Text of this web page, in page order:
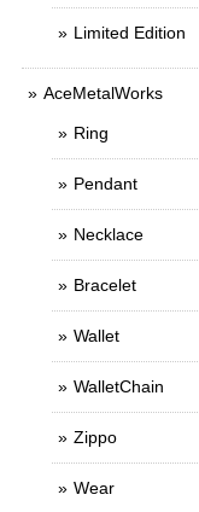
Limited Edition
AceMetalWorks
Ring
Pendant
Necklace
Bracelet
Wallet
WalletChain
Zippo
Wear